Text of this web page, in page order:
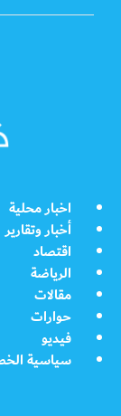
اخبار محلية
أخبار وتقارير
اقتصاد
الرياضة
مقالات
حوارات
فيديو
سياسية